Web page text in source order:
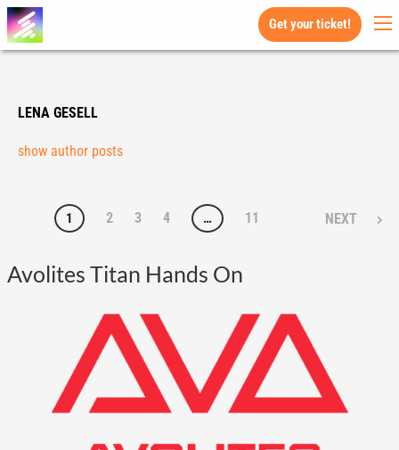
Get your ticket!
LENA GESELL
show author posts
1 2 3 4 … 11 NEXT
Avolites Titan Hands On